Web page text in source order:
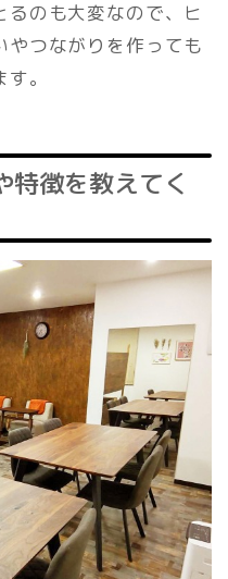
のも大変なので、ヒ
やつながりを作っても
。
特徴を教えてく